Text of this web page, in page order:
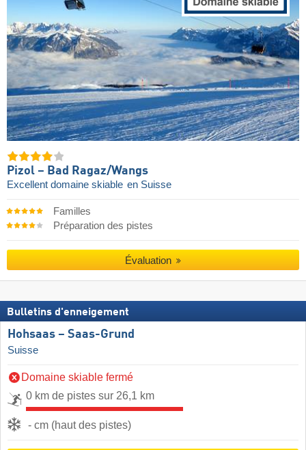
Pizol – Bad Ragaz/​Wangs
Excellent domaine skiable en Suisse
Familles
Préparation des pistes
Évaluation
Bulletins d'enneigement
Hohsaas – Saas-Grund
Suisse
Domaine skiable fermé
0 km de pistes sur 26,1 km
- cm (haut des pistes)